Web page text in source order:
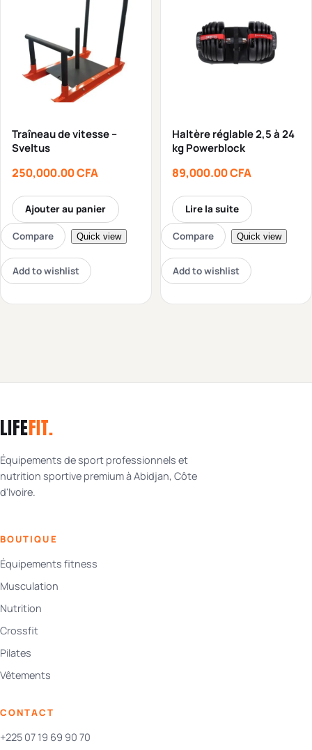
Traîneau de vitesse –
Sveltus
250,000.00CFA
Ajouter au panier
Compare Quick view
Add to wishlist
Haltère réglable 2,5 à 24
kg Powerblock
89,000.00CFA
Lire la suite
Compare Quick view
Add to wishlist
LIFEFIT.
Équipements de sport professionnels et
nutrition sportive premium à Abidjan, Côte
d'Ivoire.
BOUTIQUE
Équipements fitness
Musculation
Nutrition
Crossfit
Pilates
Vêtements
CONTACT
+225 07 19 69 90 70